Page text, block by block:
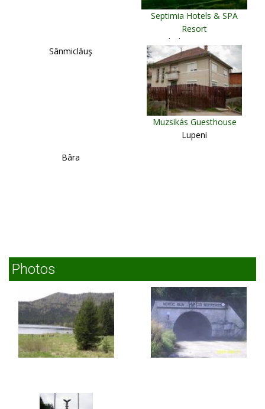
Septimia Hotels & SPA
Resort
Odorheiu Secuiesc
Sânmiclăuş
Muzsikás Guesthouse
Lupeni
Bâra
Photos